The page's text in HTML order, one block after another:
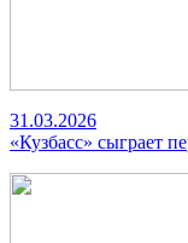
31.03.2026
«Кузбасс» сыграет